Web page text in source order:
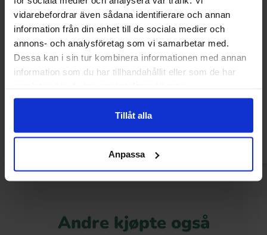
vidarebefordrar även sådana identifierare och annan
information från din enhet till de sociala medier och
annons- och analysföretag som vi samarbetar med.
Dessa kan i sin tur kombinera informationen med annan
information som du har tillhandahållit eller som de har
Tillåt alla
Anpassa
Snickers Minis 333g
79.90 kr
Toblerone
Andre kjøpte også